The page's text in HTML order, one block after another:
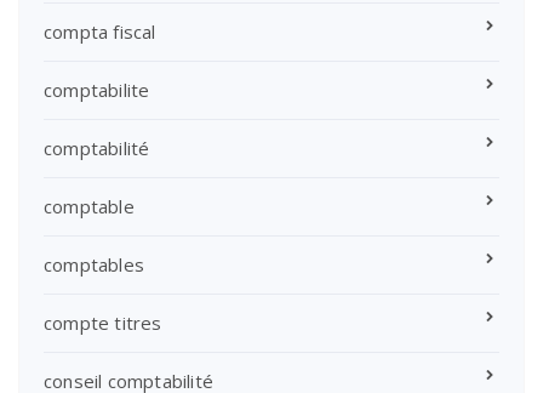
compta fiscal
comptabilite
comptabilité
comptable
comptables
compte titres
conseil comptabilité